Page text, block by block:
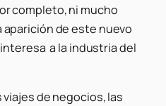
completo, ni mucho
aparición de este nuevo
a la industria del
de negocios, las